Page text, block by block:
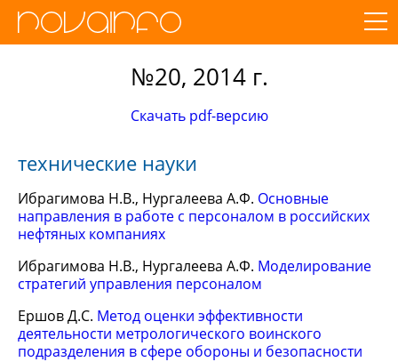
№20, 2014 г.
Скачать pdf-версию
технические науки
Ибрагимова Н.В., Нургалеева А.Ф. Основные
направления в работе c персоналом в российских
нефтяных компаниях
Ибрагимова Н.В., Нургалеева А.Ф. Моделирование
стратегий управления персоналом
Ершов Д.С. Метод оценки эффективности
деятельности метрологического воинского
подразделения в сфере обороны и безопасности